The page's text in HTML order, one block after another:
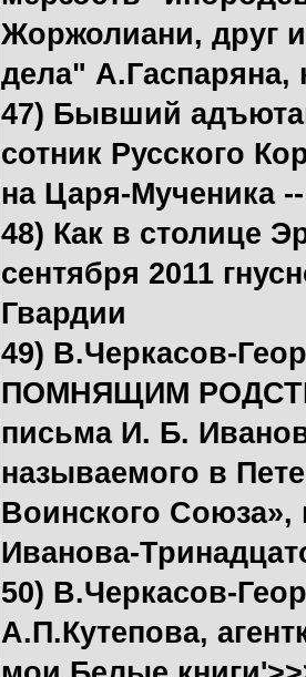
Жоржолиани, друг
дела" А.Гаспаряна,
47) Бывший
сотник Русского
на Царя-Мученика
48) Как в столице
сентября 2011
Гвардии
49) В.Черкасов-
ПОМНЯЩИМ
письма И. Б.
называемого в
Воинского Союза»,
Иванова-
50) В.Черкасов-
А.П.Кутепова,